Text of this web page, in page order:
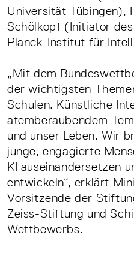
Universität Tübingen),
Schölkopf (Initiator
Planck-Institut für
„Mit dem
der wichtigsten
Schulen. Künstliche
atemberaubendem
und unser Leben. Wir
junge, engagierte
KI auseinandersetzen
entwickeln“, erklärt
Vorsitzende der
Zeiss-Stiftung und
Wettbewerbs.